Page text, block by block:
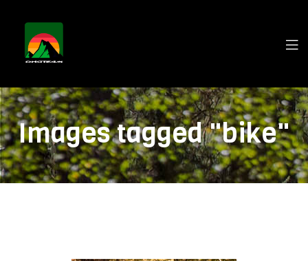
Images tagged "bike"